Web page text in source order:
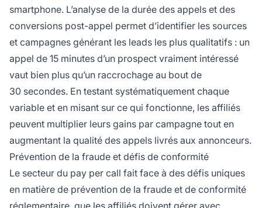
smartphone. L’analyse de la durée des appels et des
conversions post-appel permet d’identifier les sources
et campagnes générant les leads les plus qualitatifs : un
appel de 15 minutes d’un prospect vraiment intéressé
vaut bien plus qu’un raccrochage au bout de
30 secondes. En testant systématiquement chaque
variable et en misant sur ce qui fonctionne, les affiliés
peuvent multiplier leurs gains par campagne tout en
augmentant la qualité des appels livrés aux annonceurs.
Prévention de la fraude et défis de conformité
Le secteur du pay per call fait face à des défis uniques
en matière de prévention de la fraude et de conformité